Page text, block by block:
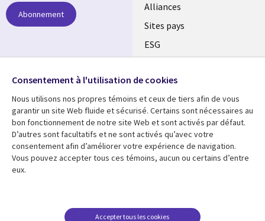
Alliances
Sites pays
ESG
Fusions
Salle de presse
Ressources
Articles
Études de cas
Support
Restrictions et
Abonnement
Suivez-nous
Social
Media
Global
FR
Consentement à l'utilisation de cookies
Nous utilisons nos propres témoins et ceux de tiers afin de vous
garantir un site Web fluide et sécurisé. Certains sont nécessaires au
bon fonctionnement de notre site Web et sont activés par défaut.
D’autres sont facultatifs et ne sont activés qu’avec votre
consentement afin d’améliorer votre expérience de navigation.
Vous pouvez accepter tous ces témoins, aucun ou certains d’entre
eux.
Accepter tous les cookies